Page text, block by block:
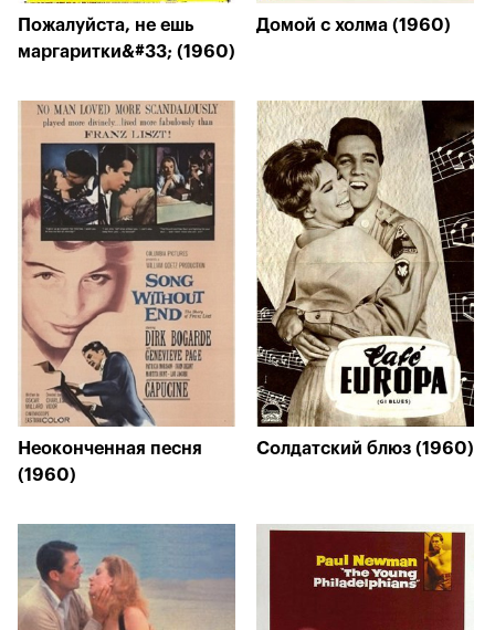
Пожалуйста, не ешь
маргаритки&#33; (1960)
Домой с холма (1960)
Неоконченная песня
(1960)
Солдатский блюз (1960)